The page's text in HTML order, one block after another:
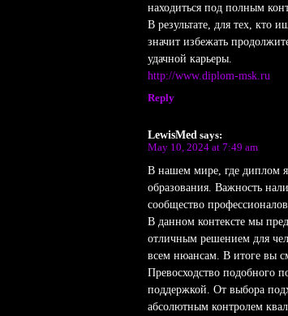
находиться под полным
В результате, для тех, кто
значит избежать
удачной карьеры.
http://www.diplom-msk.ru
Reply
LewisMed says:
May 10, 2024 at 7:49 am
В нашем мире, где диплом
образования. Важность
сообщество
В данном контексте мы
отличным решением для
всем нюансам. В итоге вы
Превосходство подобного
поддержкой. От выбора
абсолютным контролем